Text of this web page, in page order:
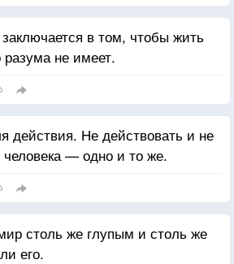
в том, чтобы жить
не имеет.
действия. Не действовать и не
— одно и то же.
столь же глупым и столь же
его.